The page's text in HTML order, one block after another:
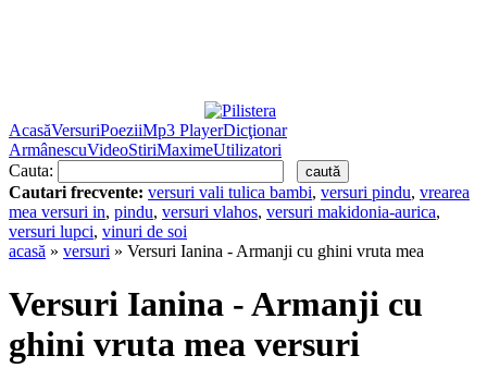
AcasăVersuriPoeziiMp3 PlayerDicţionar
ArmânescuVideoStiriMaximeUtilizatori
Cauta:
Cautari frecvente: versuri vali tulica bambi, versuri pindu, vrearea
mea versuri in, pindu, versuri vlahos, versuri makidonia-aurica,
versuri lupci, vinuri de soi
acasă » versuri » Versuri Ianina - Armanji cu ghini vruta mea
Versuri Ianina - Armanji cu
ghini vruta mea versuri